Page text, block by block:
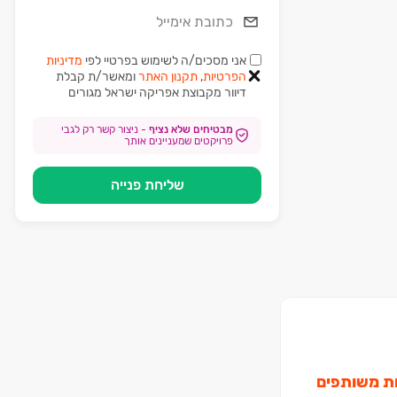
קירות משותפים
אני מסכים/ה לשימוש בפרטיי לפי מדיניות
הפרטיות, תקנון האתרומאשר/ת קבלת
דיוור מקבוצתאפריקה ישראל מגורים
מבטיחים שלא נציף - ניצור קשר רק לגבי
פרויקטים שמעניינים אותך
שליחת פנייה